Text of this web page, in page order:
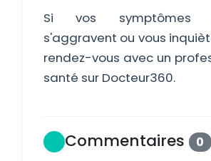
Si vos symptômes
s'aggravent ou vous
rendez-vous avec un
santé sur Docteur360.
Commentaires 0